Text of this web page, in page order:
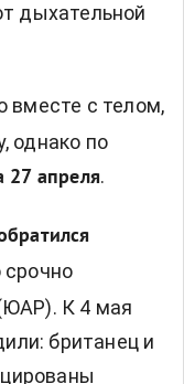
дыхательной
вместе с телом,
однако по
27 апреля.
срочно
К 4 мая
британец и